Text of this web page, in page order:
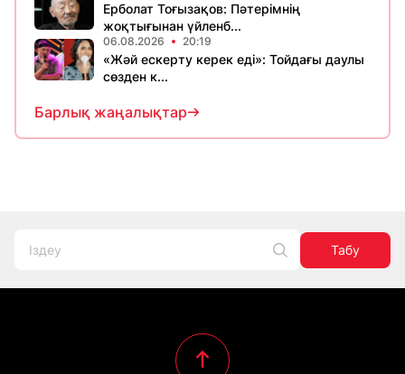
Ерболат Тоғызақов: Пәтерімнің
жоқтығынан үйленб...
06.08.2026 20:19
«Жәй ескерту керек еді»: Тойдағы даулы
сөзден к...
Барлық жаңалықтар
Табу